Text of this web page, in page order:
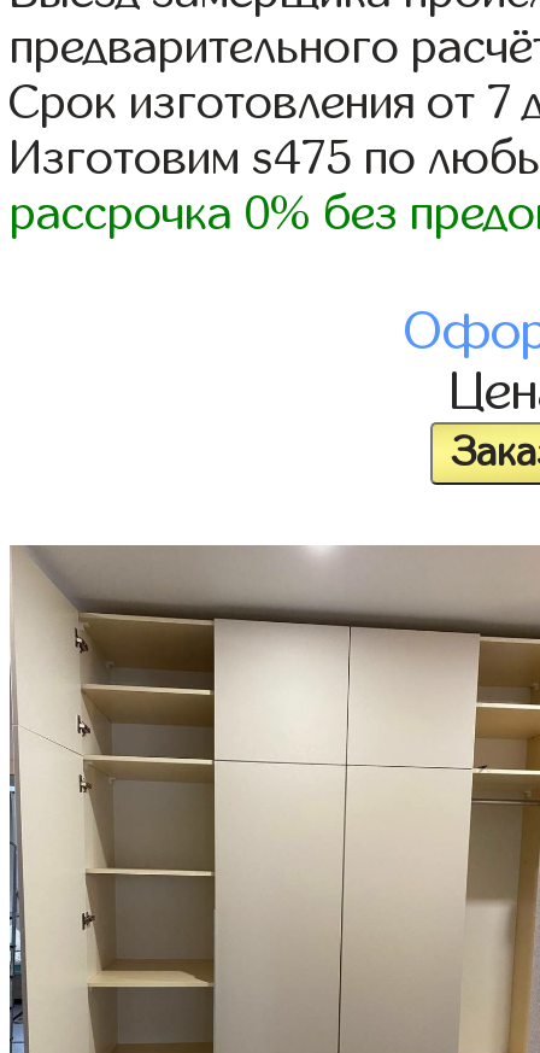
предварительного
Срок изготовления от 7
Изготовим s475 по
рассрочка 0% без